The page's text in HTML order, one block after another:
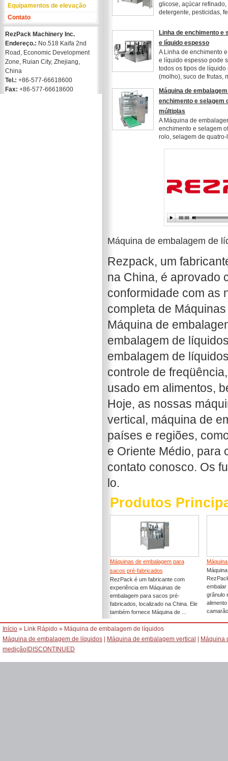
Equipamentos de elevação
Contato
RezPack Machinery Inc.
Endereço.: No.518 Kaifa 2nd
Road, Economic Development
Zone, Ruian City, Zhejiang,
China
Tel.: +86-577-66618600
Fax: +86-577-66618600
glicose, açúcar refinado,
detergente, pesticidas,
Linha de enchimento e
e líquido espesso
A Linha de enchimento
e líquido espesso pode
todos os tipos de
(molho), suco de frutas,
Máquina de
enchimento e selagem
múltiplas
A Máquina de
enchimento e selagem
rolo, selagem de quatro-
Máquina de embalagem de
Rezpack, um
na China, é aprovado
conformidade com as
completa de
Máquina de
embalagem de
embalagem de
controle de
usado em alimentos,
Hoje, as nossas
vertical, máquina de
países e regiões,
e Oriente Médio, para
contato conosco. Os
lo.
Produtos
Máquinas de embalagem para
sacos pré-fabricados
RezPack é um fabricante com
experiência em Máquinas de
embalagem para sacos pré-
fabricados, localizado na China. Ele
também fornece Máquina de ...
embalar
grânulo
Início » Link Rápido » Máquina de embalagem de líquidos
Máquina de embalagem de líquidos
Máquina de embalagem vertical
Máquina
medição DISCONTINUED